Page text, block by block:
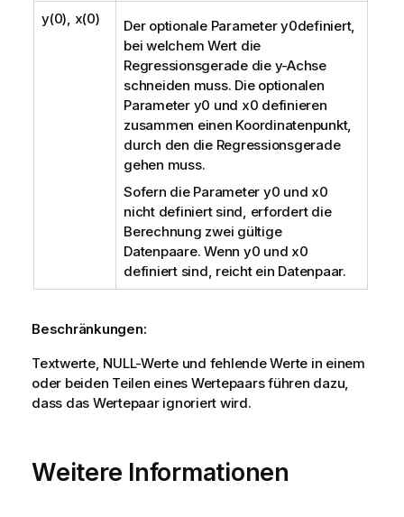
y(0), x(0) Der optionale Parametery0definiert,
bei welchem Wert die
Regressionsgerade die y-Achse
schneiden muss. Die optionalen
Parameter y0 und x0 definieren
zusammen einen Koordinatenpunkt,
durch den die Regressionsgerade
gehen muss.
Sofern die Parameter y0 und x0
nicht definiert sind, erfordert die
Berechnung zwei gültige
Datenpaare. Wenn y0 und x0
definiert sind, reicht ein Datenpaar.
Beschränkungen:
Textwerte, NULL-Werte und fehlende Werte in einem
oder beiden Teilen eines Wertepaars führen dazu,
dass das Wertepaar ignoriert wird.
Weitere Informationen